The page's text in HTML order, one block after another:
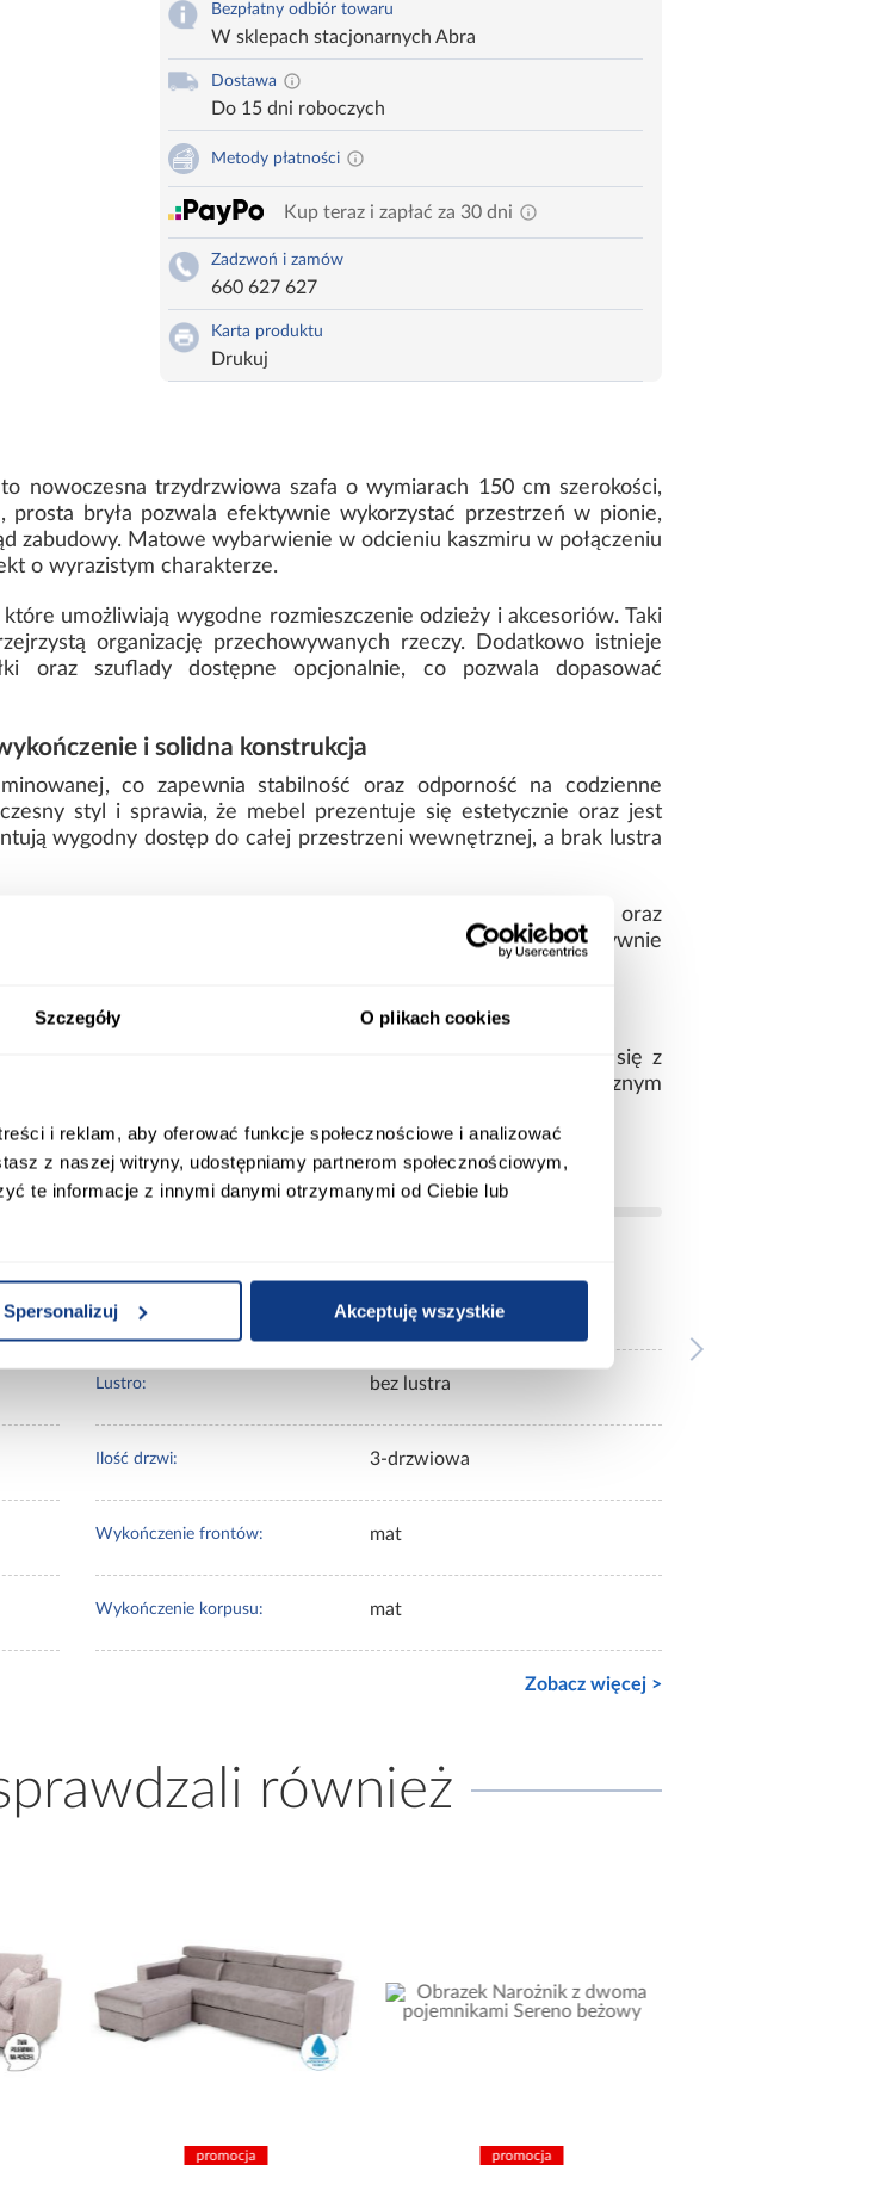
Szczegóły O plikach cookies
i reklam, aby oferować funkcje społecznościowe i analizować
z naszej witryny, udostępniamy partnerom społecznościowym,
te informacje z innymi danymi otrzymanymi od Ciebie lub
Spersonalizuj Akceptuję wszystkie
Bezpłatny odbiór towaru
W sklepach stacjonarnych Abra
Dostawa
Do 15 dni roboczych
Metody płatności
Kup teraz i zapłać za 30 dni
Zadzwoń i zamów
660 627 627
Karta produktu
Drukuj
nowoczesna trzydrzwiowa szafa o wymiarach 150 cm szerokości,
prosta bryła pozwala efektywnie wykorzystać przestrzeń w pionie,
zabudowy. Matowe wybarwienie w odcieniu kaszmiru w połączeniu
o wyrazistym charakterze.
umożliwiają wygodne rozmieszczenie odzieży i akcesoriów. Taki
organizację przechowywanych rzeczy. Dodatkowo istnieje
oraz szuflady dostępne opcjonalnie, co pozwala dopasować
i solidna konstrukcja
co zapewnia stabilność oraz odporność na codzienne
styl i sprawia, że mebel prezentuje się estetycznie oraz jest
wygodny dostęp do całej przestrzeni wewnętrznej, a brak lustra
samodzielnego montażu. Przemyślany układ półek oraz
się w codziennym użytkowaniu i pozwala efektywnie
i funkcjonalność
wyrazisty efekt wizualny, który dobrze komponuje się z
wnętrze sprawiają, że szafa łączy estetykę z praktycznym
wygląd.
o produkcie
Wybarwienie: beżowe
Lustro: bez lustra
Ilość drzwi: 3-drzwiowa
Wykończenie frontów: mat
Wykończenie korpusu: mat
Zobacz więcej >
również
promocja promocja